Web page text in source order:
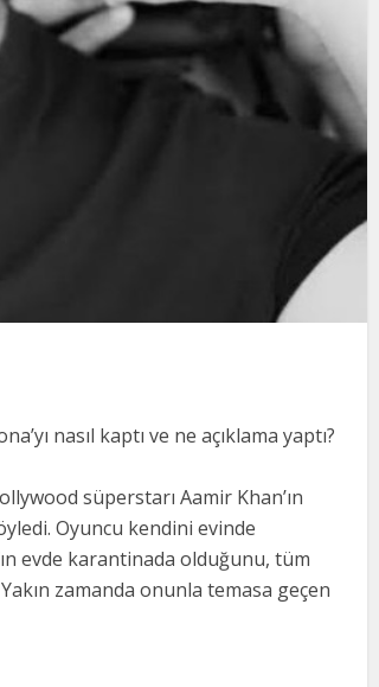
nasıl kaptı ve ne açıklama yaptı?
süperstarı Aamir Khan’ın
Oyuncu kendini evinde
evde karantinada olduğunu, tüm
zamanda onunla temasa geçen